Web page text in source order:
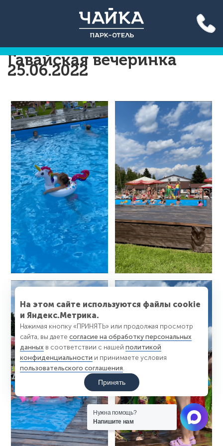
Акция до конца лета: вход
на бассейн 500 руб. для всех!
Подробнее >>
Гавайская вечеринка
25.06.2022
На этом сайте используются файлы cookie
и Яндекс.Метрика.
Нажимая кнопку «ПРИНЯТЬ» или продолжая просмотр
сайта, вы даете согласие на обработку персональных
данных в соответствии с нашей политикой
конфиденциальности и принимаете условия
пользовательского соглашения
Принять
Нужна помощь?
Напишите нам